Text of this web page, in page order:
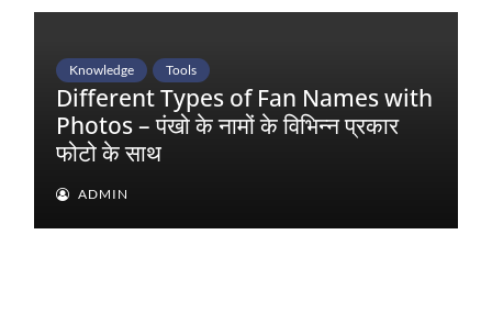
Knowledge Tools
Different Types of Fan Names with
Photos – पंखो के नामों के विभिन्न प्रकार
फोटो के साथ
ADMIN